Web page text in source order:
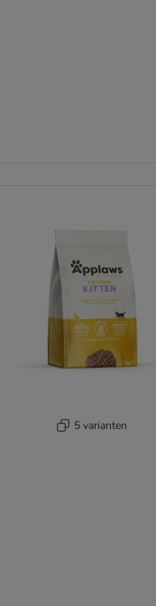
5 varianten